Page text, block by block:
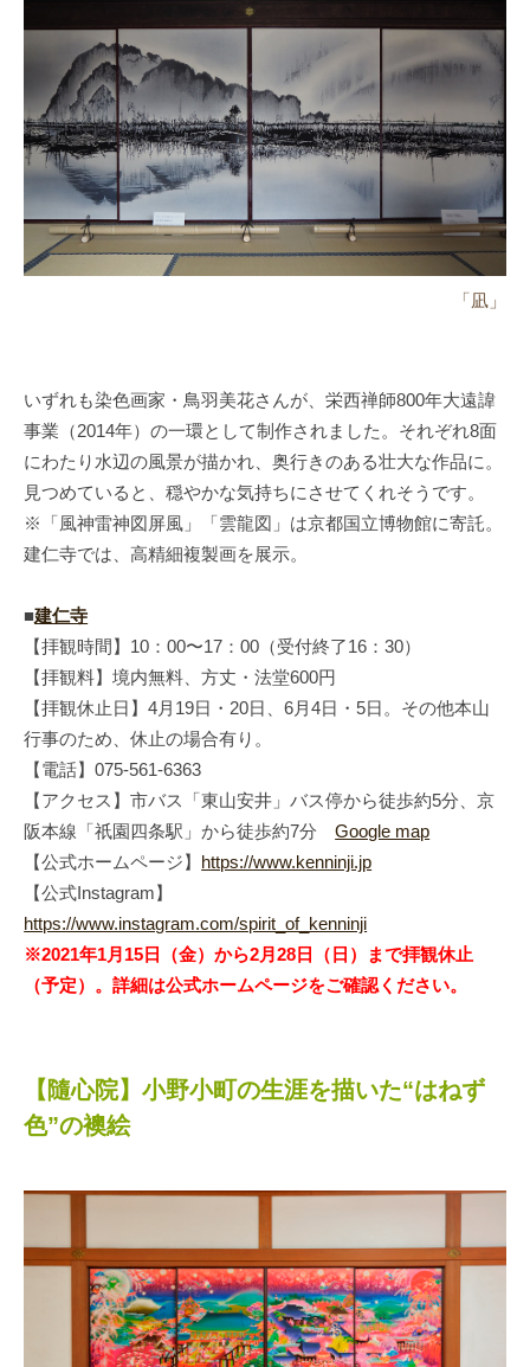
「凪」
いずれも染色画家・鳥羽美花さんが、栄西禅師800年大遠諱
事業（2014年）の一環として制作されました。それぞれ8面
にわたり水辺の風景が描かれ、奥行きのある壮大な作品に。
見つめていると、穏やかな気持ちにさせてくれそうです。
※「風神雷神図屏風」「雲龍図」は京都国立博物館に寄託。
建仁寺では、高精細複製画を展示。
■建仁寺
【拝観時間】10：00〜17：00（受付終了16：30）
【拝観料】境内無料、方丈・法堂600円
【拝観休止日】4月19日・20日、6月4日・5日。その他本山
行事のため、休止の場合有り。
【電話】075-561-6363
【アクセス】市バス「東山安井」バス停から徒歩約5分、京
阪本線「祇園四条駅」から徒歩約7分Google map
【公式ホームページ】 https://www.kenninji.jp
【公式Instagram】
https://www.instagram.com/spirit_of_kenninji
※2021年1月15日（金）から2月28日（日）まで拝観休止
（予定）。詳細は公式ホームページをご確認ください。
【隨心院】小野小町の生涯を描いた“はねず
色”の襖絵